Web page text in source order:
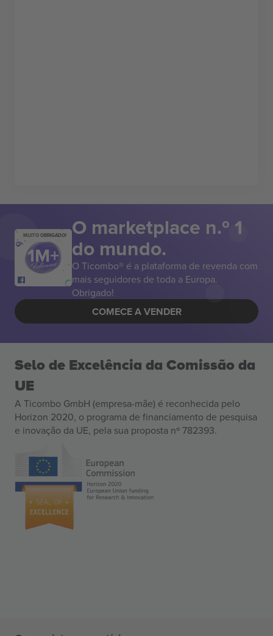
MUITO OBRIGADO! O marketplace n.º 1
do mundo.
O Ticombo® é a plataforma de revenda com
mais seguidores de toda a Europa.
Obrigado!
COMECE A VENDER
Selo de Excelência da Comissão da
UE
A Ticombo GmbH (empresa-mãe) é reconhecida pelo
Horizon 2020, o programa de financiamento de pesquisa
e inovação da UE, pela sua proposta nº 782393.